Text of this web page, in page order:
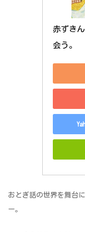
赤ずき
会う。
おとぎ話の世界を舞台
ー。